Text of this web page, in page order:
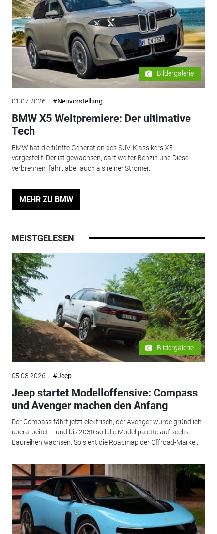
Bildergalerie
01.07.2026 #Neuvorstellung
BMW X5 Weltpremiere: Der ultimative
Tech
BMW hat die fünfte Generation des SUV-Klassikers X5
vorgestellt. Der ist gewachsen, darf weiter Benzin und Diesel
verbrennen, fährt aber auch als reiner Stromer.
MEHR ZU BMW
MEISTGELESEN
Bildergalerie
05.08.2026 #Jeep
Jeep startet Modelloffensive: Compass
und Avenger machen den Anfang
Der Compass fährt jetzt elektrisch, der Avenger wurde gründlich
überarbeitet – und bis 2030 soll die Modellpalette auf sechs
Baureihen wachsen. So sieht die Roadmap der Offroad-Marke...